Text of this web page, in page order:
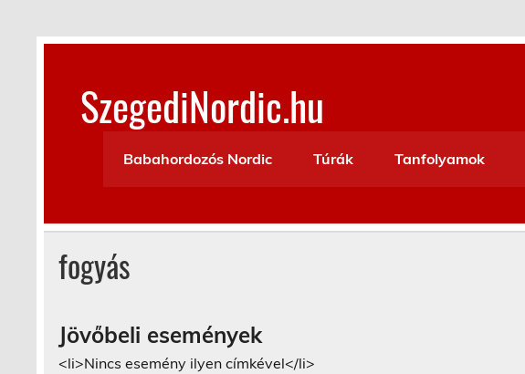
content
SzegediNordic.hu
Babahordozós Nordic
Túrák Tanfolyamok
fogyás
Jövőbeli események
<li>Nincs esemény ilyen címkével</li>